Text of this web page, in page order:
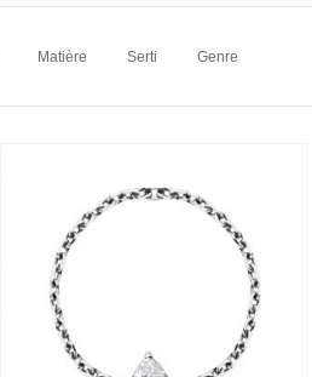
Matière Serti Genre